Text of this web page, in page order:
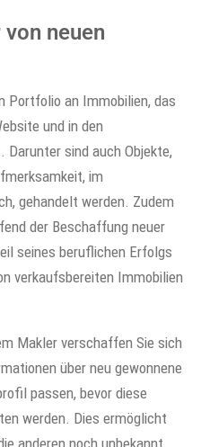
neuen
Portfolio an Immobilien, das
und in den
sind auch Objekte,
im
gehandelt werden. Zudem
der Beschaffung neuer
seines beruflichen Erfolgs
verkaufsbereiten Immobilien
Makler verschaffen Sie sich
über neu gewonnene
passen, bevor diese
werden. Dies ermöglicht